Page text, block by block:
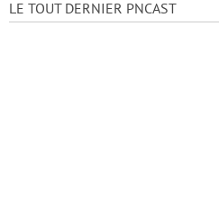
LE TOUT DERNIER PNCAST